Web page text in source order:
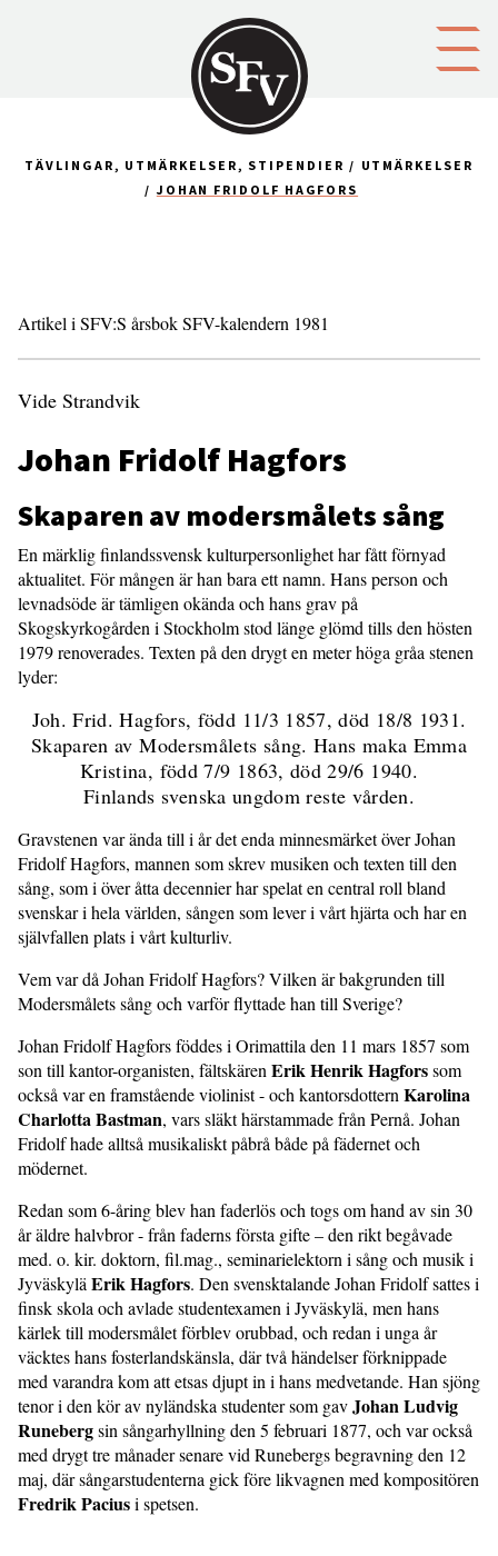
TÄVLINGAR, UTMÄRKELSER, STIPENDIER
UTMÄRKELSER
JOHAN FRIDOLF HAGFORS
Artikel i SFV:S årsbok SFV-kalendern 1981
Vide Strandvik
Johan Fridolf Hagfors
Skaparen av modersmålets sång
En märklig finlandssvensk kulturpersonlighet har fått förnyad
aktualitet. För mången är han bara ett namn. Hans person och
levnadsöde är tämligen okända och hans grav på
Skogskyrkogården i Stockholm stod länge glömd tills den hösten
1979 renoverades. Texten på den drygt en meter höga gråa stenen
lyder:
Joh. Frid. Hagfors, född 11/3 1857, död 18/8 1931.
Skaparen av Modersmålets sång. Hans maka Emma
Kristina, född 7/9 1863, död 29/6 1940.
Finlands svenska ungdom reste vården.
Gravstenen var ända till i år det enda minnesmärket över Johan
Fridolf Hagfors, mannen som skrev musiken och texten till den
sång, som i över åtta decennier har spelat en central roll bland
svenskar i hela världen, sången som lever i vårt hjärta och har en
självfallen plats i vårt kulturliv.
Vem var då Johan Fridolf Hagfors? Vilken är bakgrunden till
Modersmålets sång och varför flyttade han till Sverige?
Johan Fridolf Hagfors föddes i Orimattila den 11 mars 1857 som
son till kantor-organisten, fältskären Erik Henrik Hagforssom
också var en framstående violinist - och kantorsdottern Karolina
Charlotta Bastman, vars släkt härstammade från Pernå. Johan
Fridolf hade alltså musikaliskt påbrå både på fädernet och
mödernet.
Redan som 6-åring blev han faderlös och togs om hand av sin 30
år äldre halvbror - från faderns första gifte – den rikt begåvade
med. o. kir. doktorn, fil.mag., seminarielektorn i sång och musik i
Jyväskylä Erik Hagfors. Den svensktalande Johan Fridolf sattes i
finsk skola och avlade studentexamen i Jyväskylä, men hans
kärlek till modersmålet förblev orubbad, och redan i unga år
väcktes hans fosterlandskänsla, där två händelser förknippade
med varandra kom att etsas djupt in i hans medvetande. Han sjöng
tenor i den kör av nyländska studenter som gavJohan Ludvig
Runebergsin sångarhyllning den 5 februari 1877, och var också
med drygt tre månader senare vid Runebergs begravning den 12
maj, där sångarstudenterna gick före likvagnen med kompositören
Fredrik Paciusi spetsen.